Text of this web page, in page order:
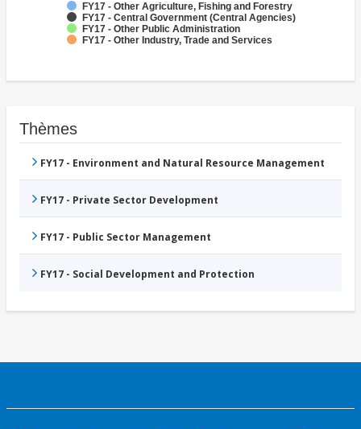
FY17 - Other Agriculture, Fishing and Forestry
FY17 - Central Government (Central Agencies)
FY17 - Other Public Administration
FY17 - Other Industry, Trade and Services
Thèmes
FY17 - Environment and Natural Resource Management
FY17 - Private Sector Development
FY17 - Public Sector Management
FY17 - Social Development and Protection